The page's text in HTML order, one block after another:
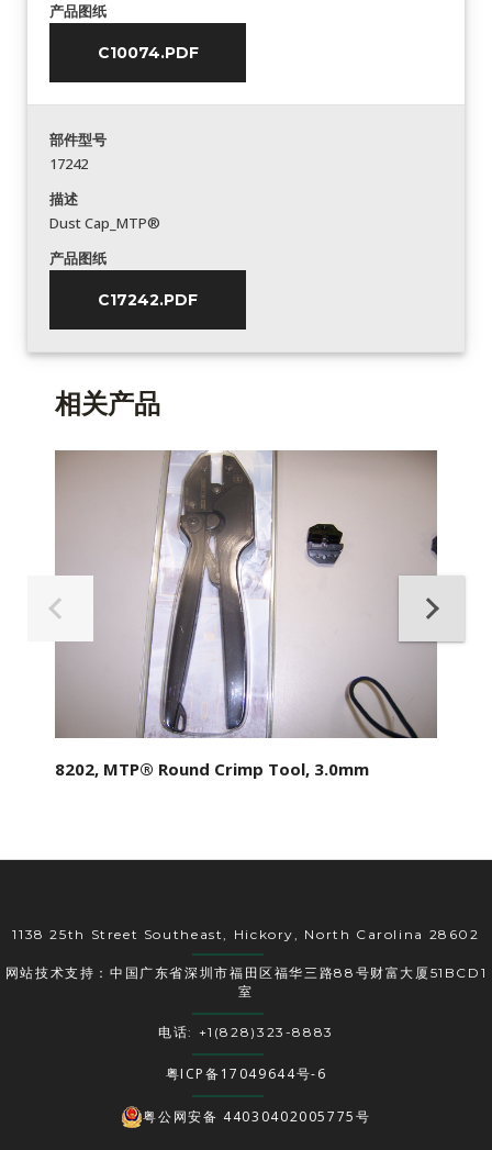
产品图纸
C10074.PDF
部件型号
17242
描述
Dust Cap_MTP®
产品图纸
C17242.PDF
相关产品
8202, MTP® Round Crimp Tool, 3.0mm
1138 25th Street Southeast, Hickory, North Carolina 28602
网站技术支持：中国广东省深圳市福田区福华三路88号财富大厦51BCD1
室
电话: +1(828)323-8883
粤ICP备17049644号-6
粤公网安备 44030402005775号